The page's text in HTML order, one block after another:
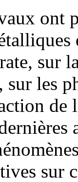
ont
sur
sur les
de
sur